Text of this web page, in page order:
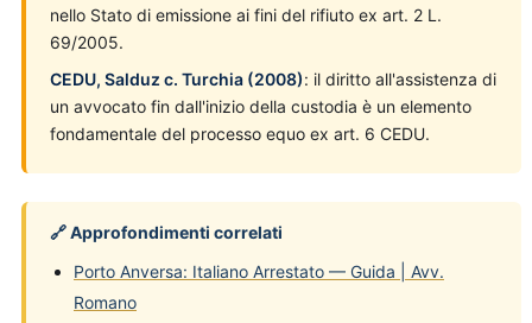
nello Stato di emissione ai fini del rifiuto ex art. 2 L.
69/2005.
CEDU, Salduz c. Turchia (2008): il diritto all'assistenza di
un avvocato fin dall'inizio della custodia è un elemento
fondamentale del processo equo ex art. 6 CEDU.
🔗 Approfondimenti correlati
Porto Anversa: Italiano Arrestato — Guida | Avv.
Romano